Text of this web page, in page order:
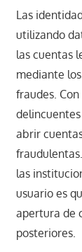
Las
utilizando
las cuentas
mediante
fraudes.
abrir
las
usuario es
apertura de
posteriores.